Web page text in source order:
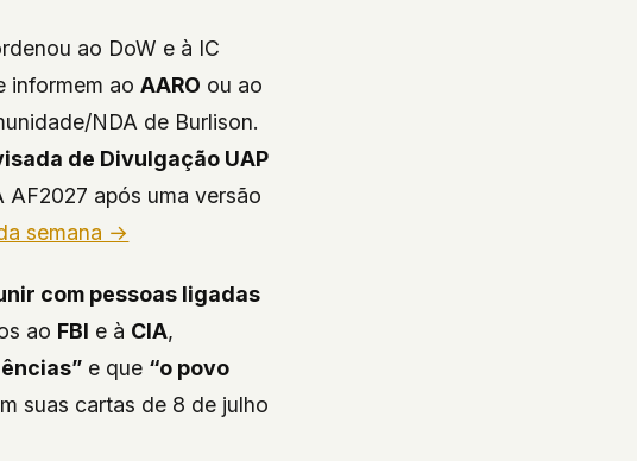
ao DoW e à IC
informem aoAARO ou ao
NDA de Burlison.
de Divulgação UAP
AF2027 após uma versão
semana →
com pessoas ligadas
ao FBI e à CIA,
e que “o povo
suas cartas de 8 de julho